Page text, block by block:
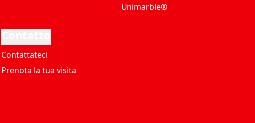
Unimarble®
Contattateci
Prenota la tua visita